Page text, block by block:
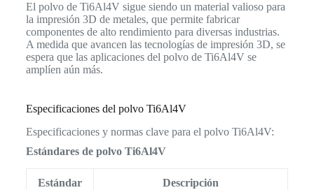
El polvo de Ti6Al4V sigue siendo un material valioso para
la impresión 3D de metales, que permite fabricar
componentes de alto rendimiento para diversas industrias.
A medida que avancen las tecnologías de impresión 3D, se
espera que las aplicaciones del polvo de Ti6Al4V se
amplíen aún más.
Especificaciones del polvo Ti6Al4V
Especificaciones y normas clave para el polvo Ti6Al4V:
Estándares de polvo Ti6Al4V
Estándar Descripción